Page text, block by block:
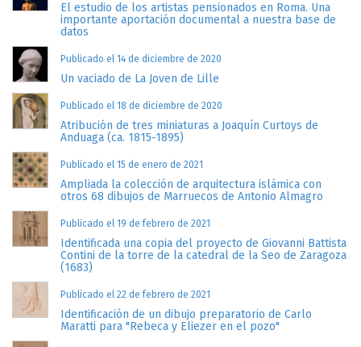
El estudio de los artistas pensionados en Roma. Una
importante aportación documental a nuestra base de
datos
Publicado el 14 de diciembre de 2020
Un vaciado de La Joven de Lille
Publicado el 18 de diciembre de 2020
Atribución de tres miniaturas a Joaquín Curtoys de
Anduaga (ca. 1815-1895)
Publicado el 15 de enero de 2021
Ampliada la colección de arquitectura islámica con
otros 68 dibujos de Marruecos de Antonio Almagro
Publicado el 19 de febrero de 2021
Identificada una copia del proyecto de Giovanni Battista
Contini de la torre de la catedral de la Seo de Zaragoza
(1683)
Publicado el 22 de febrero de 2021
Identificación de un dibujo preparatorio de Carlo
Maratti para "Rebeca y Eliezer en el pozo"